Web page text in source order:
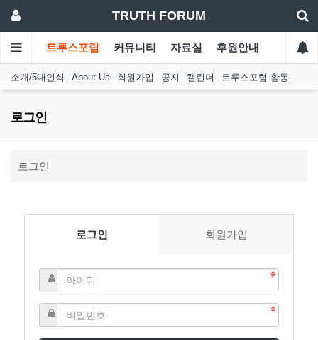
TRUTH FORUM
트루스포럼 커뮤니티 자료실 후원안내
소개/5대인식 About Us 회원가입 공지 캘린더 트루스포럼 활동
로그인
로그인
로그인 회원가입